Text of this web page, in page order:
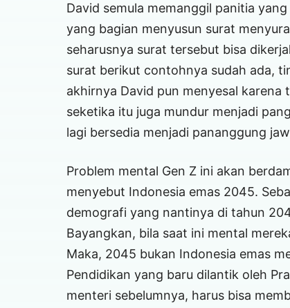
David semula memanggil panitia
yang bagian menyusun surat
seharusnya surat tersebut bisa
surat berikut contohnya sudah ada,
akhirnya David pun menyesal
seketika itu juga mundur menjadi
lagi bersedia menjadi pananggung
Problem mental Gen Z ini akan
menyebut Indonesia emas 2045.
demografi yang nantinya di tahun
Bayangkan, bila saat ini mental
Maka, 2045 bukan Indonesia emas
Pendidikan yang baru dilantik oleh
menteri sebelumnya, harus bisa